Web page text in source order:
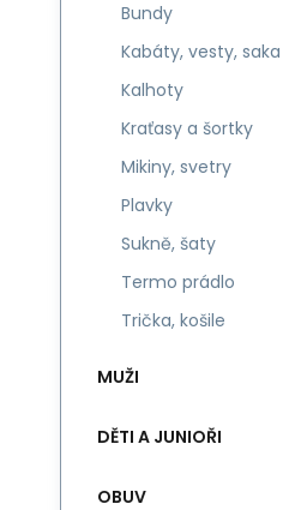
Bundy
Kabáty, vesty, saka
Kalhoty
Kraťasy a šortky
Mikiny, svetry
Plavky
Sukně, šaty
Termo prádlo
Trička, košile
MUŽI
DĚTI A JUNIOŘI
OBUV